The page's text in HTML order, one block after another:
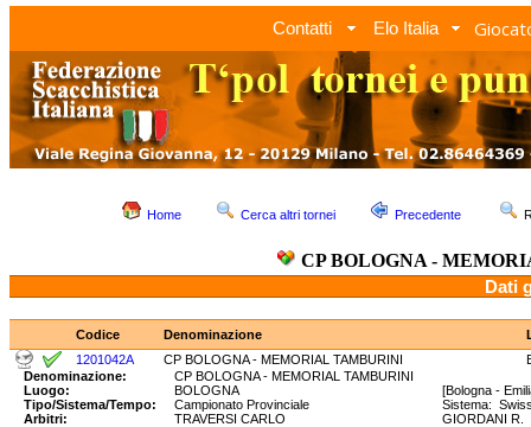
Contatti Elo Italia
Home Cerca altri tornei Precedente
CP BOLOGNA -
Dati
Codice Denominazione
1201042A
CP BOLOGNA - MEMORIAL TAMBURINI
Denominazione:
CP BOLOGNA - MEMORIAL TAMBURINI
Luogo:
BOLOGNA
[Bologna -
Tipo/Sistema/Tempo:
Campionato Provinciale
Sistema:
Arbitri:
TRAVERSI CARLO GIORDANI R.